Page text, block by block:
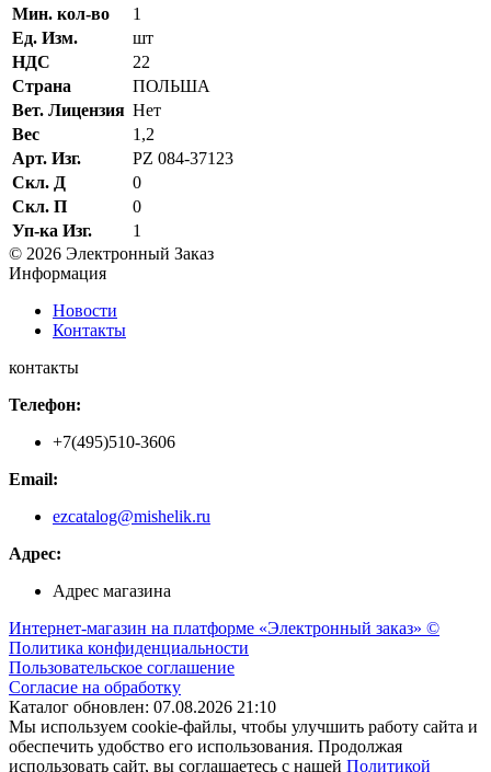
Мин. кол-во
1
Ед. Изм.
шт
НДС
22
Страна
ПОЛЬША
Вет. Лицензия Нет
Вес
1,2
Арт. Изг.
PZ 084-37123
Скл. Д
0
Скл. П
0
Уп-ка Изг.
1
© 2026 Электронный Заказ
Информация
Новости
Контакты
контакты
Телефон:
+7(495)510-3606
Email:
ezcatalog@mishelik.ru
Адрес:
Адрес магазина
Интернет-магазин на платформе «Электронный заказ» ©
Политика конфиденциальности
Пользовательское соглашение
Согласие на обработку
Каталог обновлен: 07.08.2026 21:10
Мы используем cookie-файлы, чтобы улучшить работу сайта и
обеспечить удобство его использования. Продолжая
использовать сайт, вы соглашаетесь с нашей Политикой